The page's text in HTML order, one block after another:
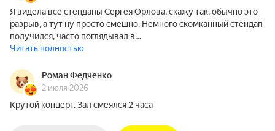
Я видела все стендапы Сергея Орлова, скажу так, обычно это
разрыв, а тут ну просто смешно. Немного скомканный стендап
получился, часто поглядывал в…
Читать полностью
Роман Федченко
2 июля 2026
Крутой концерт. Зал смеялся 2 часа